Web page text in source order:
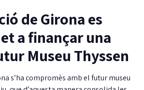
de Girona es
a finançar una
Museu Thyssen
s’ha compromès amb el futur museu